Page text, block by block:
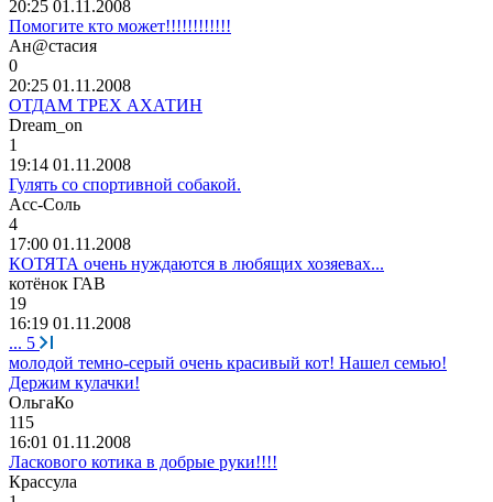
20:25 01.11.2008
Помогите кто может!!!!!!!!!!!!
Ан@стасия
0
20:25 01.11.2008
ОТДАМ ТРЕХ АХАТИН
Dream_on
1
19:14 01.11.2008
Гулять со спортивной собакой.
Асс-Соль
4
17:00 01.11.2008
КОТЯТА очень нуждаются в любящих хозяевах...
котёнок ГАВ
19
16:19 01.11.2008
... 5
молодой темно-серый очень красивый кот! Нашел семью!
Держим кулачки!
ОльгаКо
115
16:01 01.11.2008
Ласкового котика в добрые руки!!!!
Крассула